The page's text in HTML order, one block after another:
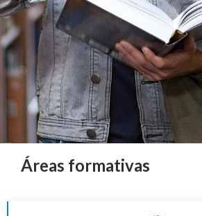
Áreas formativas